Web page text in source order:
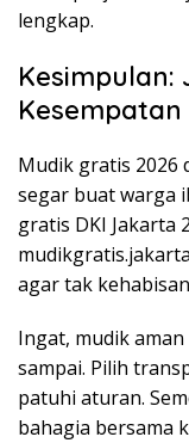
lengkap.
Kesimpulan:
Kesempatan
Mudik gratis 2026
segar buat warga
gratis DKI Jakarta
agar tak
Ingat, mudik
sampai. Pilih
patuhi aturan.
bahagia bersama